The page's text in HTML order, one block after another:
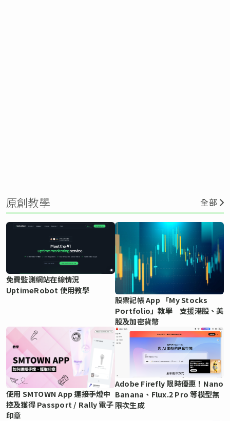
原創教學 全部
免費監測網站在線情況
UptimeRobot 使用教學
股票記帳 App 「My Stocks
Portfolio」教學 支援港股、美
股及加密貨幣
使用 SMTOWN App 連接手燈中
控及獲得 Passport / Rally 電子
印章
Adobe Firefly 限時優惠！Nano
Banana、Flux.2 Pro 等模型無
限次生成